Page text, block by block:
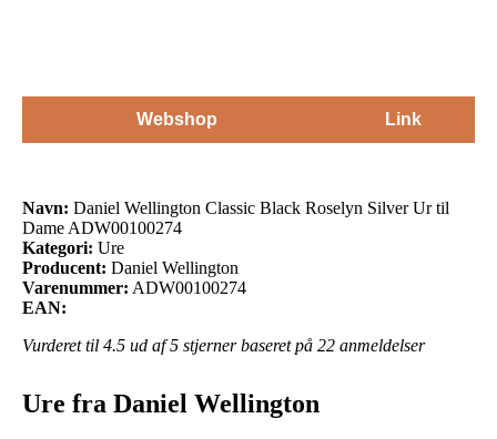
Webshop Link
Navn: Daniel Wellington Classic Black Roselyn Silver Ur til
Dame ADW00100274
Kategori: Ure
Producent: Daniel Wellington
Varenummer: ADW00100274
EAN:
Vurderet til 4.5 ud af 5 stjerner baseret på 22 anmeldelser
Ure fra Daniel Wellington